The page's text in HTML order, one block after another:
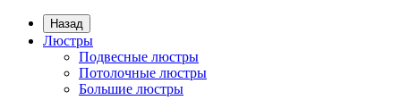
Назад
Люстры
Подвесные люстры
Потолочные люстры
Большие люстры